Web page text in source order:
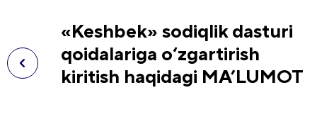
«Keshbek» sodiqlik dasturi
qoidalariga o‘zgartirish
kiritish haqidagi MA’LUMOT